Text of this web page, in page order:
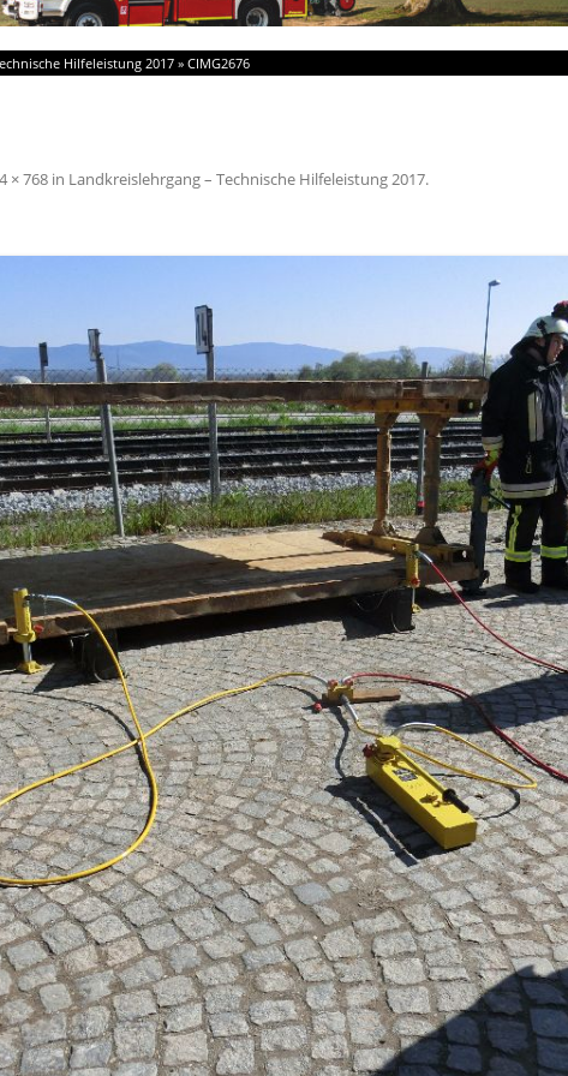
Hilfeleistung 2017 » CIMG2676
× 768 in Landkreislehrgang – Technische Hilfeleistung 2017.